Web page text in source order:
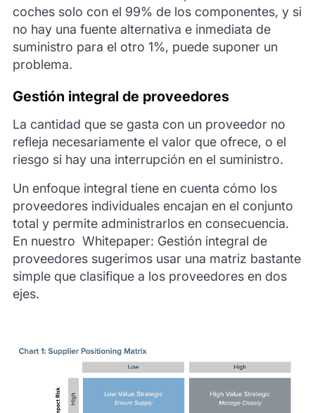
coches solo con el 99% de los componentes, y si
no hay una fuente alternativa e inmediata de
suministro para el otro 1%, puede suponer un
problema.
Gestión integral de proveedores
La cantidad que se gasta con un proveedor no
refleja necesariamente el valor que ofrece, o el
riesgo si hay una interrupción en el suministro.
Un enfoque integral tiene en cuenta cómo los
proveedores individuales encajan en el conjunto
total y permite administrarlos en consecuencia.
En nuestro Whitepaper: Gestión integral de
proveedores sugerimos usar una matriz bastante
simple que clasifique a los proveedores en dos
ejes.